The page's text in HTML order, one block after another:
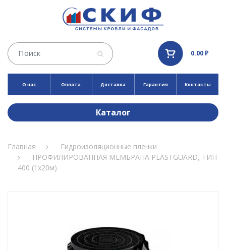
0.00 ₽
О нас Оплата Доставка Гарантия Контакты
Каталог
Главная
Гидроизоляционные пленки
ПРОФИЛИРОВАННАЯ МЕМБРАНА PLASTGUARD, ТИП
400 (1х20м)